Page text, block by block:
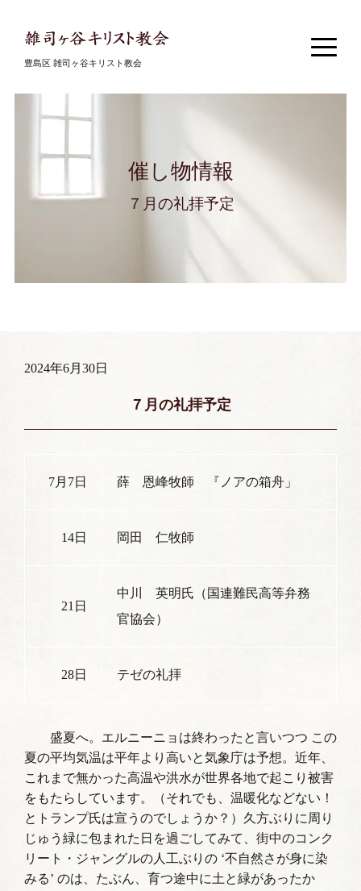
豊島区 雑司ヶ谷キリスト教会
催し物情報
７月の礼拝予定
2024年6月30日
７月の礼拝予定
7月7日 薛 恩峰牧師 『ノアの箱舟」
14日 岡田 仁牧師
21日
中川 英明氏（国連難民高等弁務
官協会）
28日 テゼの礼拝
盛夏へ。エルニーニョは終わったと言いつつ この
夏の平均気温は平年より高いと気象庁は予想。近年、
これまで無かった高温や洪水が世界各地で起こり被害
をもたらしています。（それでも、温暖化などない！
とトランプ氏は宣うのでしょうか？）久方ぶりに周り
じゅう緑に包まれた日を過ごしてみて、街中のコンク
リート・ジャングルの人工ぶりの ‘不自然さが身に染
みる’ のは、たぶん、育つ途中に土と緑があったか